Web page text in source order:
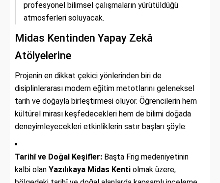
profesyonel bilimsel çalışmaların yürütüldüğü
atmosferleri soluyacak.
Midas Kentinden Yapay Zekâ
Atölyelerine
Projenin en dikkat çekici yönlerinden biri de
disiplinlerarası modern eğitim metotlarını geleneksel
tarih ve doğayla birleştirmesi oluyor. Öğrencilerin hem
kültürel mirası keşfedecekleri hem de bilimi doğada
deneyimleyecekleri etkinliklerin satır başları şöyle:
Tarihî ve Doğal Keşifler: Başta Frig medeniyetinin
kalbi olan Yazılıkaya Midas Kenti olmak üzere,